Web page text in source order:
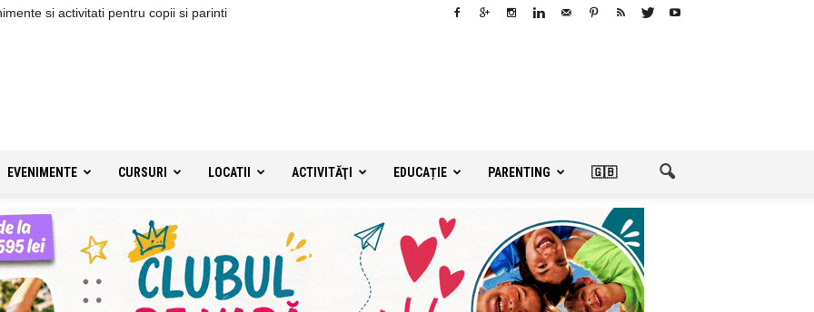
si activitati pentru copii si parinti
EVENIMENTE CURSURI LOCATII ACTIVITĂŢI EDUCAȚIE PARENTING 🇬🇧